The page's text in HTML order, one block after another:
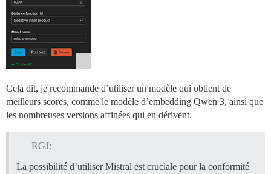
Cela dit, je recommande d’utiliser un modèle qui obtient de
meilleurs scores, comme le modèle d’embedding Qwen 3, ainsi que
les nombreuses versions affinées qui en dérivent.
RGJ:
La possibilité d’utiliser Mistral est cruciale pour la conformité